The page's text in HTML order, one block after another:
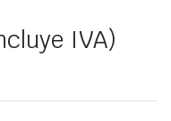
IVA)